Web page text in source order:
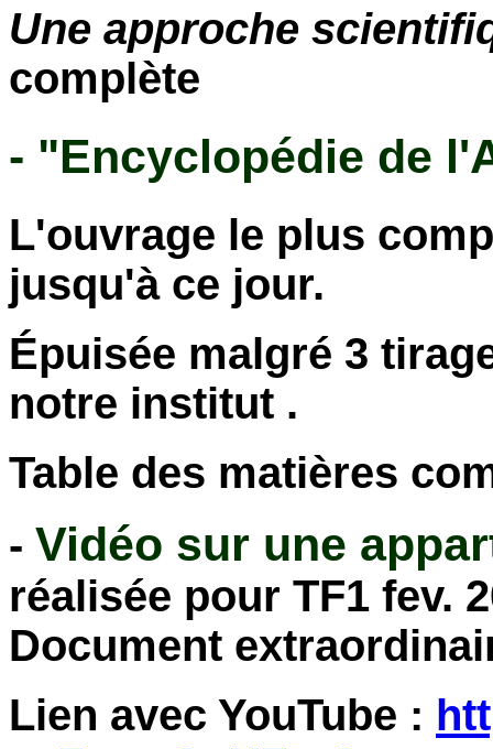
Une approche
complète
- "Encyclopédie de
L'ouvrage le plus
jusqu'à ce jour.
Épuisée malgré 3
notre institut .
Table des matières
- Vidéo sur une
réalisée pour TF1 fev.
Document
Lien avec YouTube :